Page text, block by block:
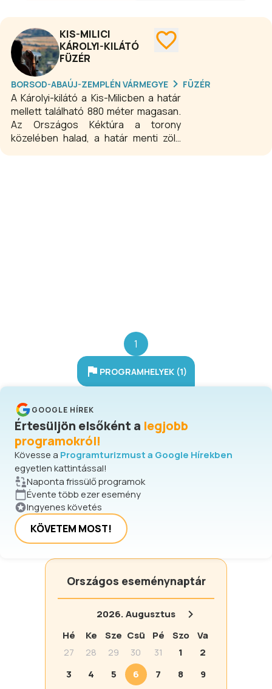
KIS-MILICI
KÁROLYI-KILÁTÓ
FÜZÉR
BORSOD-ABAÚJ-ZEMPLÉN VÁRMEGYE FÜZÉR
A Károlyi-kilátó a Kis-Milicben a határ
mellett található 880 méter magasan.
Az Országos Kéktúra a torony
közelében halad, a határ menti zöld
1
PROGRAMHELYEK (1)
GOOGLE HÍREK
Értesüljön elsőként a legjobb
programokról!
Kövesse a Programturizmust a Google Hírekben
egyetlen kattintással!
Naponta frissülő programok
Évente több ezer esemény
Ingyenes követés
KÖVETEM MOST!
Országos eseménynaptár
2026.Augusztus
Hé
Ke Sze Csü Pé Szo
Va
27
28 29 30 31 1
2
3
4 5 6 7 8
9